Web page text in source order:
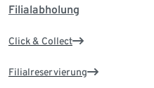
Filialabholung
Click & Collect
Filialreservierung